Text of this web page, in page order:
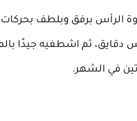
الرأس برفق وبلطف
دقايق، ثم اشطفيه جيدًا
في الشهر.